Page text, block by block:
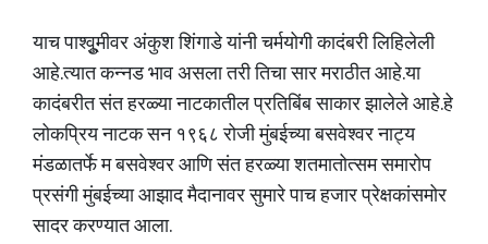
याच पाश्वूुमीवर अंकुश शिंगाडे यांनी चर्मयोगी कादंबरी लिहिलेली
आहे.त्यात कन्नड भाव असला तरी तिचा सार मराठीत आहे.या
कादंबरीत संत हरळ्या नाटकातील प्रतिबिंब साकार झालेले आहे.हे
लोकप्रिय नाटक सन १९६८ रोजी मुंबईच्या बसवेश्वर नाट्य
मंडळातर्फे म बसवेश्वर आणि संत हरळ्या शतमातोत्सम समारोप
प्रसंगी मुंबईच्या आझाद मैदानावर सुमारे पाच हजार प्रेक्षकांसमोर
सादर करण्यात आला.